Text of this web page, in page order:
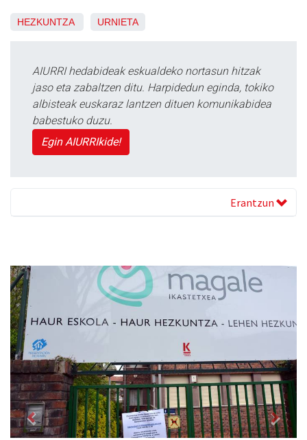
HEZKUNTZA URNIETA
AIURRI hedabideak eskualdeko nortasun hitzak
jaso eta zabaltzen ditu. Harpidedun eginda, tokiko
albisteak euskaraz lantzen dituen komunikabidea
babestuko duzu.
Egin AIURRIkide!
Erantzun
Previous Next